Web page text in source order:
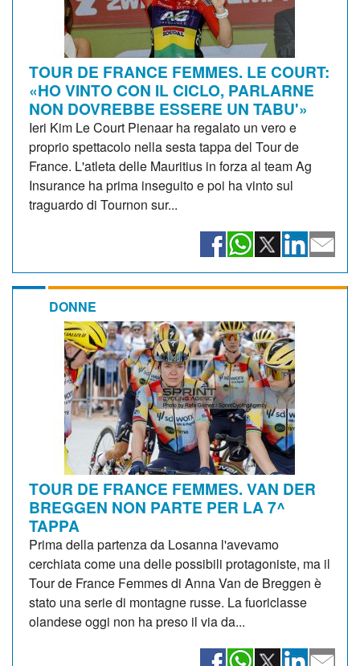
TOUR DE FRANCE FEMMES. LE COURT:
«HO VINTO CON IL CICLO, PARLARNE
NON DOVREBBE ESSERE UN TABU'»
Ieri Kim Le Court Pienaar ha regalato un vero e
proprio spettacolo nella sesta tappa del Tour de
France. L'atleta delle Mauritius in forza al team Ag
Insurance ha prima inseguito e poi ha vinto sul
traguardo di Tournon sur...
DONNE
TOUR DE FRANCE FEMMES. VAN DER
BREGGEN NON PARTE PER LA 7^
TAPPA
Prima della partenza da Losanna l'avevamo
cerchiata come una delle possibili protagoniste, ma il
Tour de France Femmes di Anna Van de Breggen è
stato una serie di montagne russe. La fuoriclasse
olandese oggi non ha preso il via da...